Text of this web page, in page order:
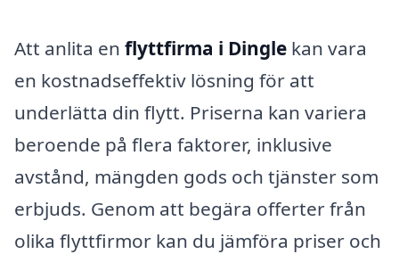
Att anlita en flyttfirma i Dingle kan vara
en kostnadseffektiv lösning för att
underlätta din flytt. Priserna kan variera
beroende på flera faktorer, inklusive
avstånd, mängden gods och tjänster som
erbjuds. Genom att begära offerter från
olika flyttfirmor kan du jämföra priser och